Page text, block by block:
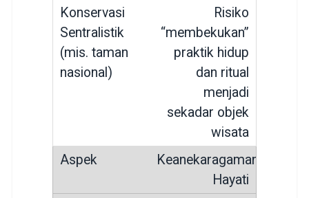
Risiko
“membekukan”
praktik hidup
dan ritual
menjadi
sekadar objek
wisata
Keanekaragaman
Hayati